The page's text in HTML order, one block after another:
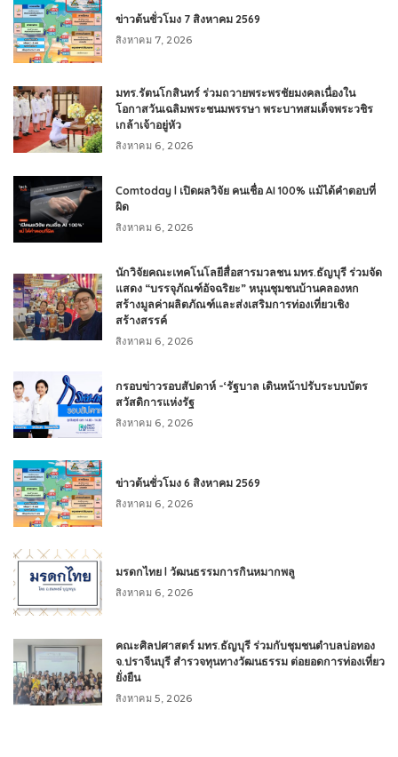
ข่าวต้นชั่วโมง 7 สิงหาคม 2569
สิงหาคม 7, 2026
มทร.รัตนโกสินทร์ ร่วมถวายพระพรชัยมงคลเนื่องใน
โอกาสวันเฉลิมพระชนมพรรษา พระบาทสมเด็จพระวชิร
เกล้าเจ้าอยู่หัว
สิงหาคม 6, 2026
Comtoday l เปิดผลวิจัย คนเชื่อ AI 100% แม้ได้คำตอบที่
ผิด
สิงหาคม 6, 2026
นักวิจัยคณะเทคโนโลยีสื่อสารมวลชน มทร.ธัญบุรี ร่วมจัด
แสดง “บรรจุภัณฑ์อัจฉริยะ” หนุนชุมชนบ้านคลองหก
สร้างมูลค่าผลิตภัณฑ์และส่งเสริมการท่องเที่ยวเชิง
สร้างสรรค์
สิงหาคม 6, 2026
กรอบข่าวรอบสัปดาห์ -‘รัฐบาล เดินหน้าปรับระบบบัตร
สวัสดิการแห่งรัฐ
สิงหาคม 6, 2026
ข่าวต้นชั่วโมง 6 สิงหาคม 2569
สิงหาคม 6, 2026
มรดกไทย l วัฒนธรรมการกินหมากพลู
สิงหาคม 6, 2026
คณะศิลปศาสตร์ มทร.ธัญบุรี ร่วมกับชุมชนตำบลบ่อทอง
จ.ปราจีนบุรี สำรวจทุนทางวัฒนธรรม ต่อยอดการท่องเที่ยว
ยั่งยืน
สิงหาคม 5, 2026